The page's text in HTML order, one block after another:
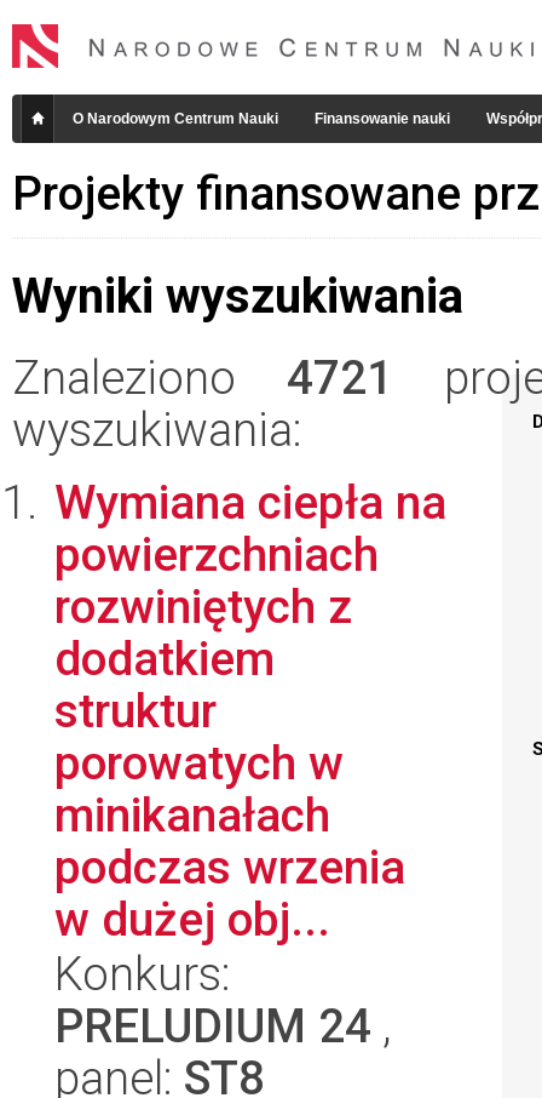
O Narodowym Centrum Nauki Finansowanie nauki
Projekty finansowane
Wyniki wyszukiwania
Znaleziono 4721
wyszukiwania:
Wymiana ciepła na
powierzchniach
rozwiniętych z
dodatkiem
struktur
porowatych w
minikanałach
podczas wrzenia
w dużej obj...
Konkurs:
PRELUDIUM 24 ,
panel: ST8